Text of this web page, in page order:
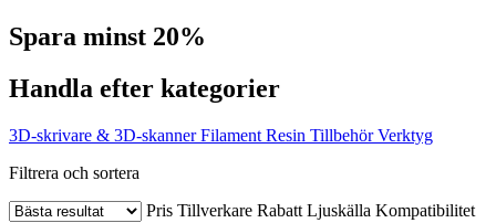
Spara minst 20%
Handla efter kategorier
3D-skrivare & 3D-skanner Filament Resin Tillbehör Verktyg
Filtrera och sortera
Pris Tillverkare Rabatt Ljuskälla Kompatibilitet